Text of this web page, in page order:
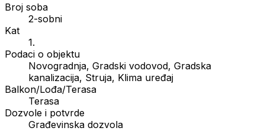
Broj soba
2-sobni
Kat
1.
Podaci o objektu
Novogradnja, Gradski vodovod, Gradska
kanalizacija, Struja, Klima uređaj
Balkon/Lođa/Terasa
Terasa
Dozvole i potvrde
Građevinska dozvola